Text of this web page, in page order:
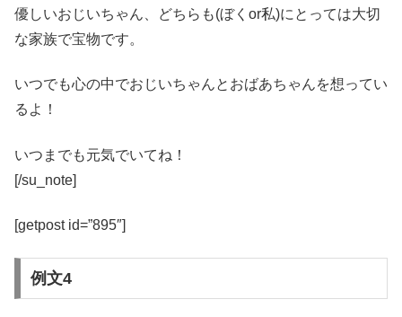
優しいおじいちゃん、どちらも(ぼくor私)にとっては大切
な家族で宝物です。
いつでも心の中でおじいちゃんとおばあちゃんを想ってい
るよ！
いつまでも元気でいてね！
[/su_note]
[getpost id=”895″]
例文4